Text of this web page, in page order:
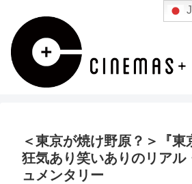
＜東京が焼け野原？＞『東
狂気あり笑いありのリアル
ュメンタリー